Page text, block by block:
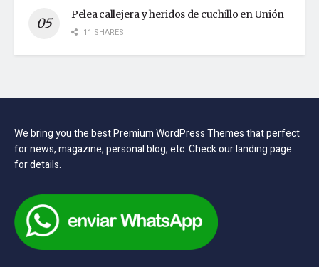
Pelea callejera y heridos de cuchillo en Unión
11 SHARES
We bring you the best Premium WordPress Themes that perfect
for news, magazine, personal blog, etc. Check our landing page
for details.